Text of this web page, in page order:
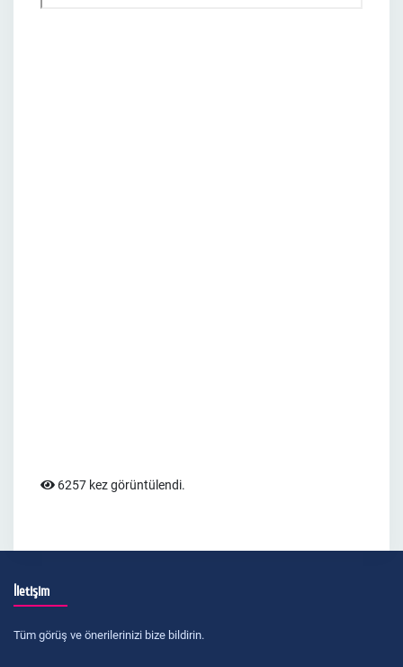
6257 kez görüntülendi.
İletişim
Tüm görüş ve önerilerinizi bize bildirin.